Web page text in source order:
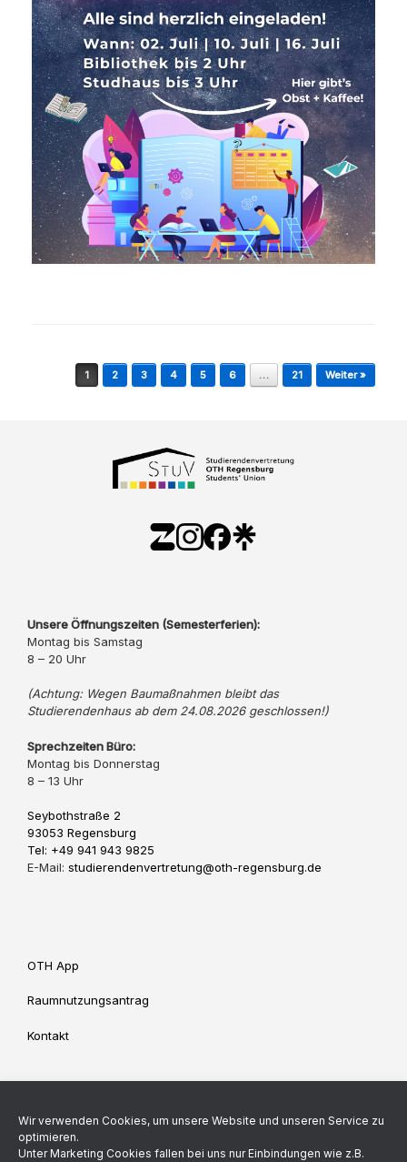
Wir verwenden Cookies, um unsere Website und unseren Service zu
optimieren.
Unter Marketing Cookies fallen bei uns nur Einbindungen wie z.B.
Beitragsnavigation
1 2 3 4 5 6 … 21 Weiter »
Unsere Öffnungszeiten (Semesterferien):
Montag bis Samstag
8 – 20 Uhr
(Achtung: Wegen Baumaßnahmen bleibt das
Studierendenhaus ab dem 24.08.2026 geschlossen!)
Sprechzeiten Büro:
Montag bis Donnerstag
8 – 13 Uhr
Seybothstraße 2
93053 Regensburg
Tel: +49 941 943 9825
E-Mail: studierendenvertretung@oth-regensburg.de
OTH App
Raumnutzungsantrag
Kontakt
Datenschutz
Cookie-Richtlinie (EU)